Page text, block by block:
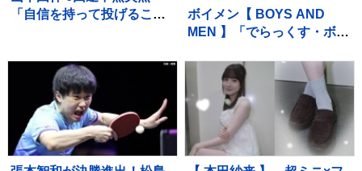
「自信を持って投げること
なの気持ちが1つになった」
ボイメン【 BOYS AND
MEN 】「でらっくす・ボー
日で専属契約終了しており
現在は来年3月末まで移行期
間 メンバー5人全員が自身
のSNS上で一斉に発表